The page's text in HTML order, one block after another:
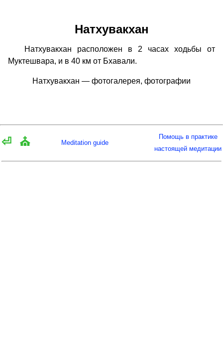
Натхувакхан
Натхувакхан расположен в 2 часах ходьбы от
Муктешвара, и в 40 км от Бхавали.
Натхувакхан — фотогалерея, фотографии
⏎ ⛪ Meditation guide
Помощь в практике
настоящей медитации